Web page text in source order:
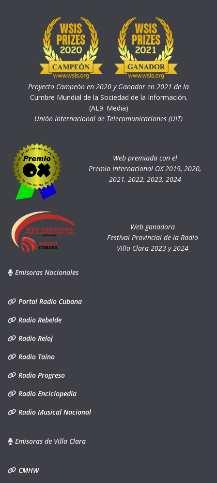
Proyecto Campeón en 2020 y Ganador en 2021 de la
Cumbre Mundial de la Sociedad de la Información.
(AL9. Media)
Unión Internacional de Telecomunicaciones (UIT)
Web premiada con el
Premio Internacional OX 2019, 2020,
2021, 2022, 2023, 2024
Web ganadora
Festival Provincial de la Radio
Villa Clara 2023 y 2024
Emisoras Nacionales
Portal Radio Cubana
Radio Rebelde
Radio Reloj
Radio Taíno
Radio Progreso
Radio Enciclopedia
Radio Musical Nacional
Emisoras de Villa Clara
CMHW